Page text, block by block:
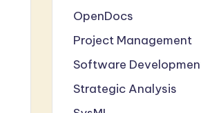
OpenDocs
Project Management
Software
Strategic Analysis